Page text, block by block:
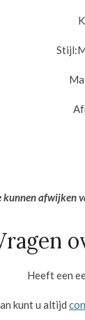
Stijl:
afwijken
Heeft een
kunt u altijd